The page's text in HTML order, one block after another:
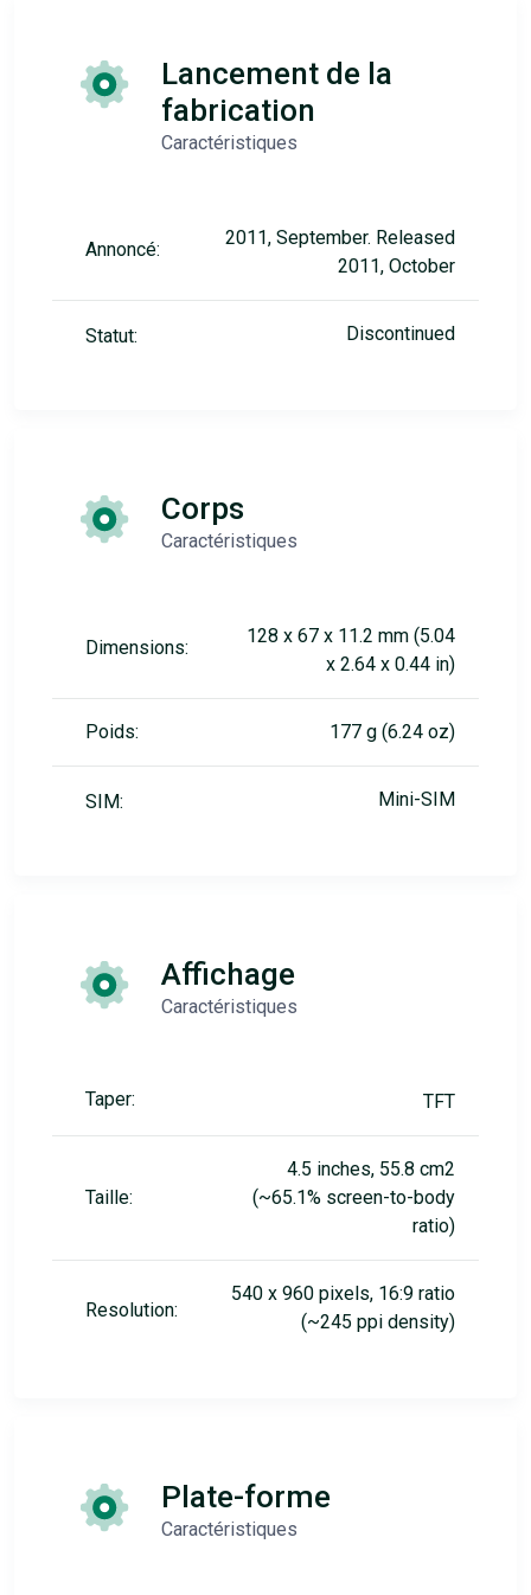
Lancement de la
fabrication
Caractéristiques
Annoncé:
2011, September. Released
2011, October
Statut: Discontinued
Corps
Caractéristiques
Dimensions:
128 x 67 x 11.2 mm (5.04
x 2.64 x 0.44 in)
Poids: 177 g (6.24 oz)
SIM: Mini-SIM
Affichage
Caractéristiques
Taper: TFT
Taille:
4.5 inches, 55.8 cm2
(~65.1% screen-to-body
ratio)
Resolution:
540 x 960 pixels, 16:9 ratio
(~245 ppi density)
Plate-forme
Caractéristiques